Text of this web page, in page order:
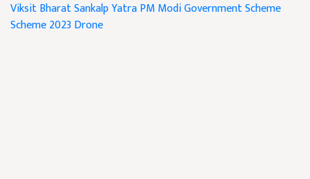
Viksit Bharat Sankalp YatraPM ModiGovernment Scheme
Scheme 2023 Drone